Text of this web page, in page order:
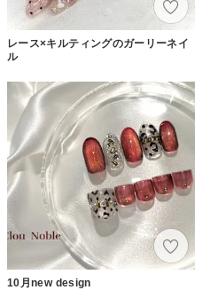
レース×キルティングのガーリーネイ
ル
10月new design